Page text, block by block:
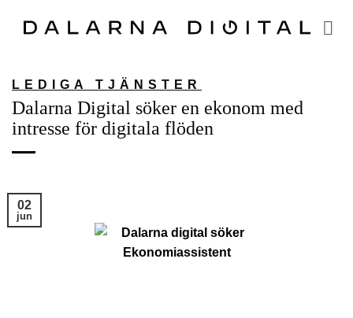
LEDIGA TJÄNSTER
Dalarna Digital söker en ekonom med
intresse för digitala flöden
02
jun